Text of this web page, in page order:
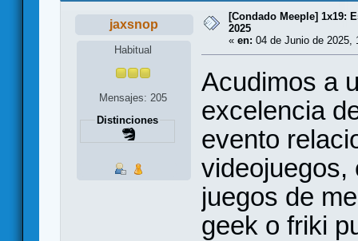
jaxsnop
Habitual
Mensajes: 205
Distinciones
[Condado Meeple] 1x19:
2025
« en: 04 de Junio de 2025,
Acudimos a
excelencia
evento
videojuegos,
juegos de
geek o friki